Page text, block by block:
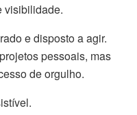
visibilidade.
e disposto a agir.
pessoais, mas
de orgulho.